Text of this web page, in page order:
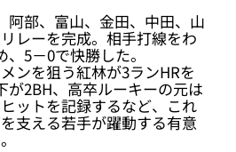
阿部、富山、金田、中田、山
レーを完成。相手打線をわ
5－0で快勝した。
ンを狙う紅林が3ランHRを
が2BH、高卒ルーキーの元は
ットを記録するなど、これ
支える若手が躍動する有意